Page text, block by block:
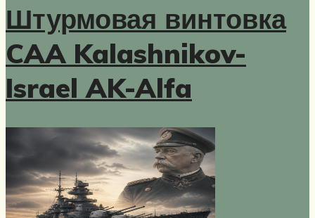
Штурмовая винтовка
CAA Kalashnikov-
Israel AK-Alfa